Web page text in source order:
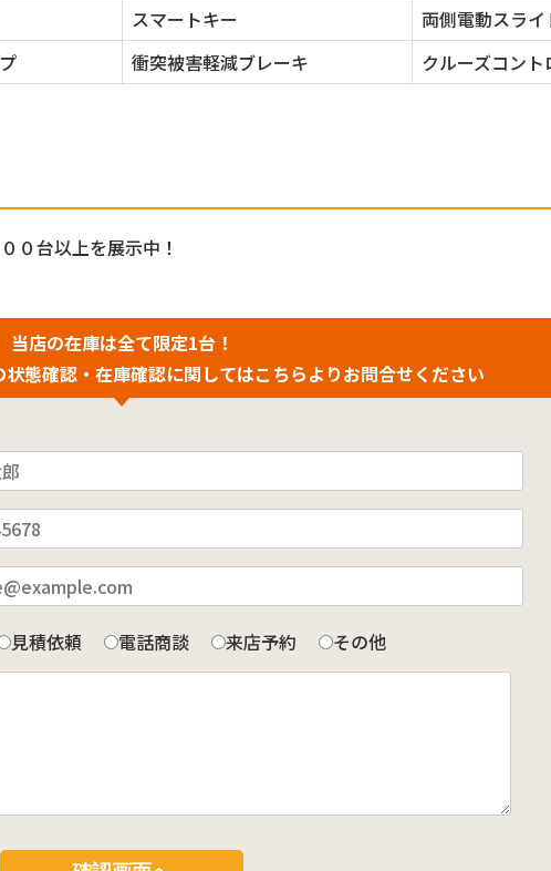
スマートキー
両側電動スライ
衝突被害軽減ブレーキ
クルーズコント
０台以上を展示中！
当店の在庫は全て限定1台！
態確認・在庫確認に関してはこちらよりお問合せください
見積依頼 電話商談 来店予約
その他